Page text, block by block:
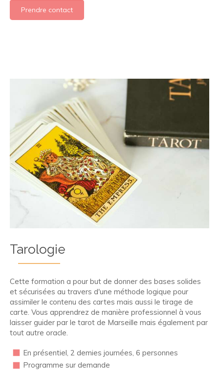
Prendre contact
Tarologie
Cette formation a pour but de donner des bases solides
et sécurisées au travers d'une méthode logique pour
assimiler le contenu des cartes mais aussi le tirage de
carte. Vous apprendrez de manière professionnel à vous
laisser guider par le tarot de Marseille mais également par
tout autre oracle.
En présentiel, 2 demies journées, 6 personnes
Programme sur demande